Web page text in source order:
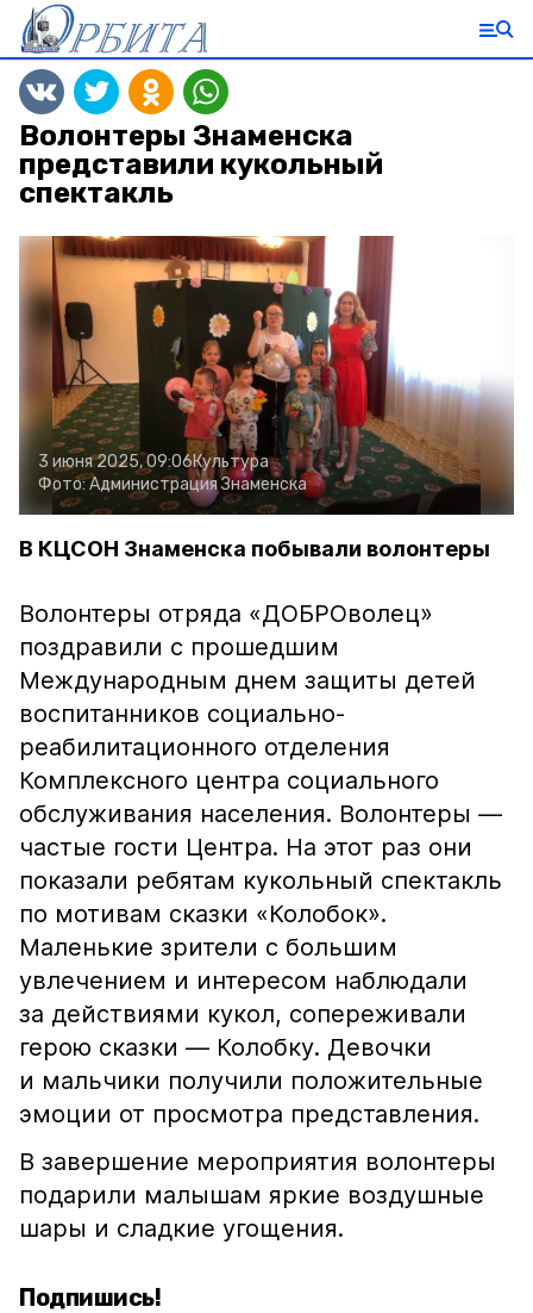
Волонтеры Знаменска
представили кукольный
спектакль
3 июня 2025, 09:06Культура
Фото:Администрация Знаменска
В КЦСОН Знаменска побывали волонтеры
Волонтеры отряда «ДОБРОволец»
поздравили с прошедшим
Международным днем защиты детей
воспитанников социально-
реабилитационного отделения
Комплексного центра социального
обслуживания населения. Волонтеры —
частые гости Центра. На этот раз они
показали ребятам кукольный спектакль
по мотивам сказки «Колобок».
Маленькие зрители с большим
увлечением и интересом наблюдали
за действиями кукол, сопереживали
герою сказки — Колобку. Девочки
и мальчики получили положительные
эмоции от просмотра представления.
В завершение мероприятия волонтеры
подарили малышам яркие воздушные
шары и сладкие угощения.
Подпишись!